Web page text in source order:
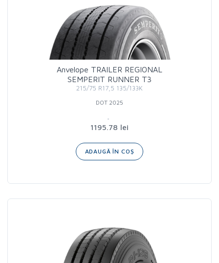
Anvelope TRAILER REGIONAL
SEMPERIT RUNNER T3
215/75 R17,5 135/133K
DOT 2025
1195.78 lei
ADAUGĂ ÎN COȘ